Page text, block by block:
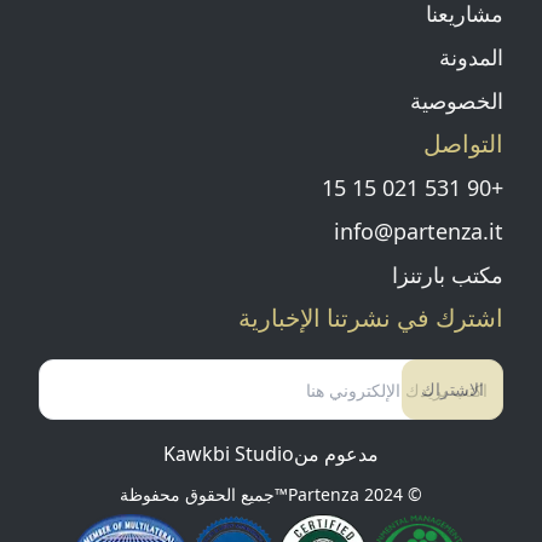
مشاريعنا
المدونة
الخصوصية
التواصل
+90 531 021 15 15
info@partenza.it
مكتب بارتنزا
اشترك في نشرتنا الإخبارية
الاشتراك
مدعوم منKawkbi Studio
© 2024
Partenza™ جميع الحقوق محفوظة